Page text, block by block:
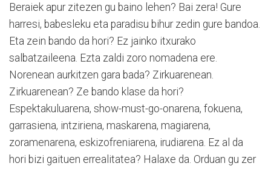
Beraiek apur zitezen gu baino lehen? Bai zera! Gure
harresi, babesleku eta paradisu bihur zedin gure bandoa.
Eta zein bando da hori? Ez jainko itxurako
salbatzaileena. Ezta zaldi zoro nomadena ere.
Norenean aurkitzen gara bada? Zirkuarenean.
Zirkuarenean? Ze bando klase da hori?
Espektakuluarena, show-must-go-onarena, fokuena,
garrasiena, intziriena, maskarena, magiarena,
zoramenarena, eskizofreniarena, irudiarena. Ez al da
hori bizi gaituen errealitatea? Halaxe da. Orduan gu zer